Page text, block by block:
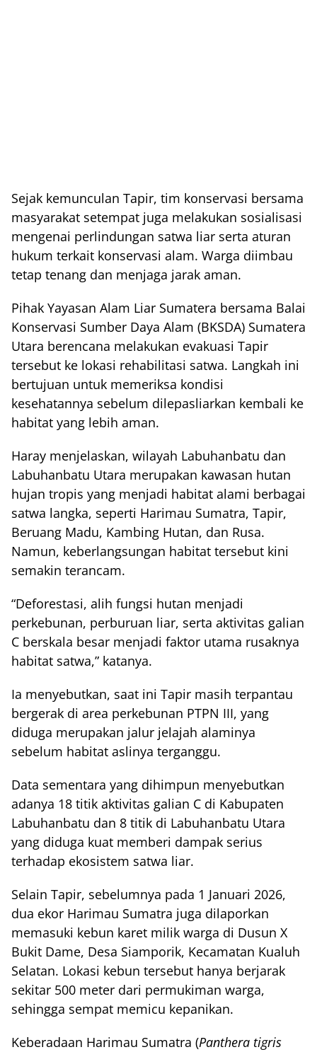
Sejak kemunculan Tapir, tim konservasi bersama
masyarakat setempat juga melakukan sosialisasi
mengenai perlindungan satwa liar serta aturan
hukum terkait konservasi alam. Warga diimbau
tetap tenang dan menjaga jarak aman.
Pihak Yayasan Alam Liar Sumatera bersama Balai
Konservasi Sumber Daya Alam (BKSDA) Sumatera
Utara berencana melakukan evakuasi Tapir
tersebut ke lokasi rehabilitasi satwa. Langkah ini
bertujuan untuk memeriksa kondisi
kesehatannya sebelum dilepasliarkan kembali ke
habitat yang lebih aman.
Haray menjelaskan, wilayah Labuhanbatu dan
Labuhanbatu Utara merupakan kawasan hutan
hujan tropis yang menjadi habitat alami berbagai
satwa langka, seperti Harimau Sumatra, Tapir,
Beruang Madu, Kambing Hutan, dan Rusa.
Namun, keberlangsungan habitat tersebut kini
semakin terancam.
“Deforestasi, alih fungsi hutan menjadi
perkebunan, perburuan liar, serta aktivitas galian
C berskala besar menjadi faktor utama rusaknya
habitat satwa,” katanya.
Ia menyebutkan, saat ini Tapir masih terpantau
bergerak di area perkebunan PTPN III, yang
diduga merupakan jalur jelajah alaminya
sebelum habitat aslinya terganggu.
Data sementara yang dihimpun menyebutkan
adanya 18 titik aktivitas galian C di Kabupaten
Labuhanbatu dan 8 titik di Labuhanbatu Utara
yang diduga kuat memberi dampak serius
terhadap ekosistem satwa liar.
Selain Tapir, sebelumnya pada 1 Januari 2026,
dua ekor Harimau Sumatra juga dilaporkan
memasuki kebun karet milik warga di Dusun X
Bukit Dame, Desa Siamporik, Kecamatan Kualuh
Selatan. Lokasi kebun tersebut hanya berjarak
sekitar 500 meter dari permukiman warga,
sehingga sempat memicu kepanikan.
Keberadaan Harimau Sumatra (Panthera tigris